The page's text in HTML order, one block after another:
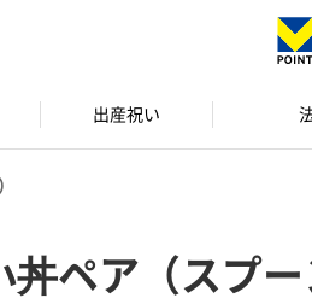
出産祝い
ペア（スプー